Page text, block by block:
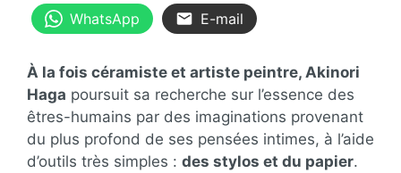
WhatsApp E-mail
À la fois céramiste et artiste peintre, Akinori
Haga poursuit sa recherche sur l’essence des
êtres-humains par des imaginations provenant
du plus profond de ses pensées intimes, à l’aide
d’outils très simples : des stylos et du papier.